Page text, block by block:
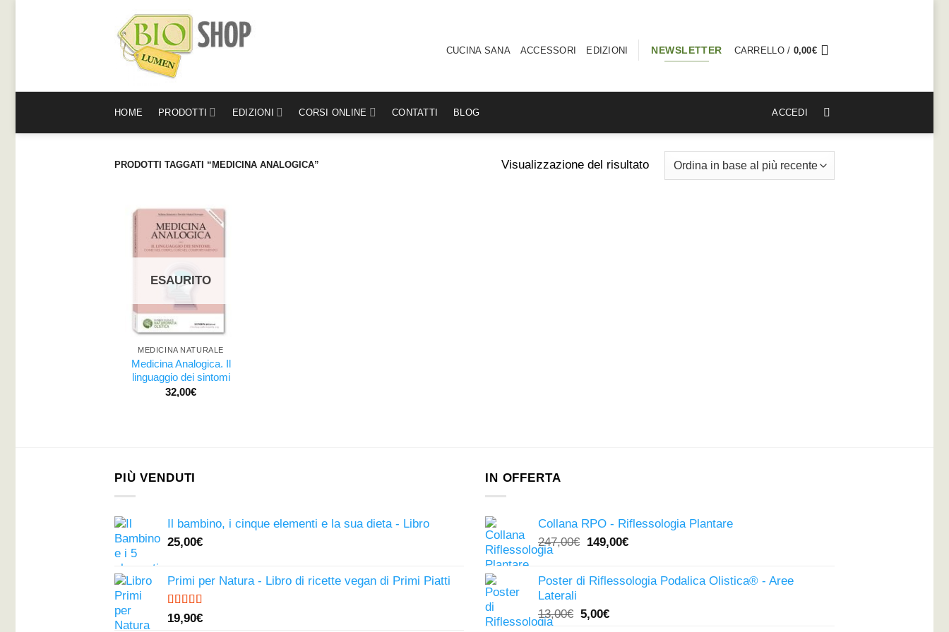
CUCINA SANA ACCESSORI EDIZIONI NEWSLETTER CARRELLO / 0,00€
HOME PRODOTTI EDIZIONI CORSI ONLINE CONTATTI BLOG ACCEDI
PRODOTTI TAGGATI “MEDICINA ANALOGICA” Visualizzazione del risultato
ESAURITO
MEDICINA NATURALE
Medicina Analogica. Il
linguaggio dei sintomi
32,00€
PIÙ VENDUTI
Il bambino, i cinque elementi e la sua dieta - Libro
25,00€
Primi per Natura - Libro di ricette vegan di Primi Piatti
Valutato
4.50
19,90€
IN OFFERTA
Collana RPO - Riflessologia Plantare
247,00€ Il
era:
149,00€Il
è:
Poster di Riflessologia Podalica Olistica® - Aree
Laterali
13,00€ Il
5,00€Il